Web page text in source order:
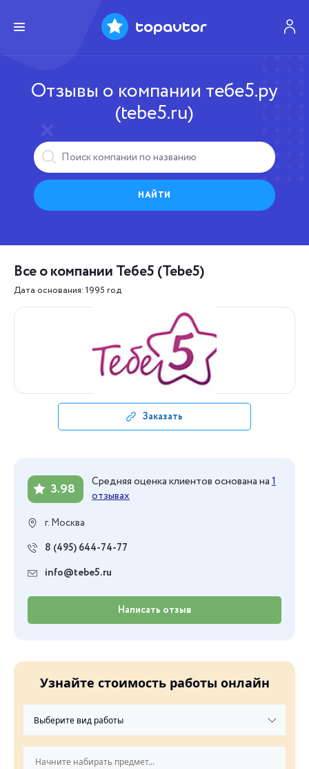
Отзывы о компании тебе5.ру
(tebe5.ru)
НАЙТИ
Все о компании Тебе5 (Tebe5)
Дата основания: 1995 год
Заказать
3.98 Средняя оценка клиентов основана на1
отзывах
г. Москва
8 (495) 644-74-77
info@tebe5.ru
Написать отзыв
Узнайте стоимость работы онлайн